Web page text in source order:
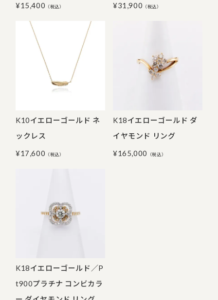
¥15,400 （税込）
¥31,900 （税込）
K10イエローゴールド ネ
ックレス
¥17,600 （税込）
K18イエローゴールド ダ
イヤモンド リング
¥165,000 （税込）
K18イエローゴールド／P
t900プラチナ コンビカラ